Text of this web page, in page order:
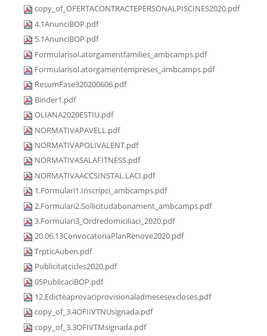
copy_of_OFERTACONTRACTEPERSONALPISCINES2020.pdf
4.1AnunciBOP.pdf
5.1AnunciBOP.pdf
Formularisol.atorgamentfamilies_ambcamps.pdf
Formularisol.atorgamentempreses_ambcamps.pdf
ResumFase320200606.pdf
Binder1.pdf
OLIANA2020ESTIU.pdf
NORMATIVAPAVELL.pdf
NORMATIVAPOLIVALENT.pdf
NORMATIVASALAFITNESS.pdf
NORMATIVAACCSINSTAL.LACI.pdf
1.Formulari1.Inscripci_ambcamps.pdf
2.Formulari2.Sollicitudabonament_ambcamps.pdf
3.Formulari3_Ordredomiciliaci_2020.pdf
20.06.13ConvocatoriaPlanRenove2020.pdf
TrpticAuben.pdf
Publicitatcicles2020.pdf
05PublicaciBOP.pdf
12.Edicteaprovaciprovisionaladmesesexcloses.pdf
copy_of_3.4OFIIVTNUsignada.pdf
copy_of_3.3OFIVTMsignada.pdf